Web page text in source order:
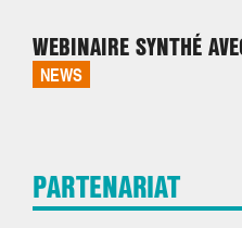
WEBINAIRE SYNTHÉ
NEWS
PARTENARIAT